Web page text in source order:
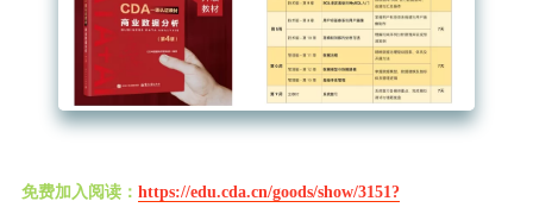
免费加入阅读： https://edu.cda.cn/goods/show/3151?